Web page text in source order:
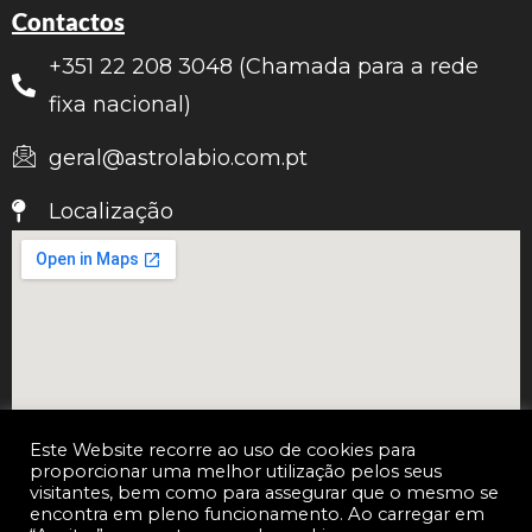
Contactos
+351 22 208 3048 (Chamada para a rede
fixa nacional)
geral@astrolabio.com.pt
Localização
Este Website recorre ao uso de cookies para
proporcionar uma melhor utilização pelos seus
visitantes, bem como para assegurar que o mesmo se
encontra em pleno funcionamento. Ao carregar em